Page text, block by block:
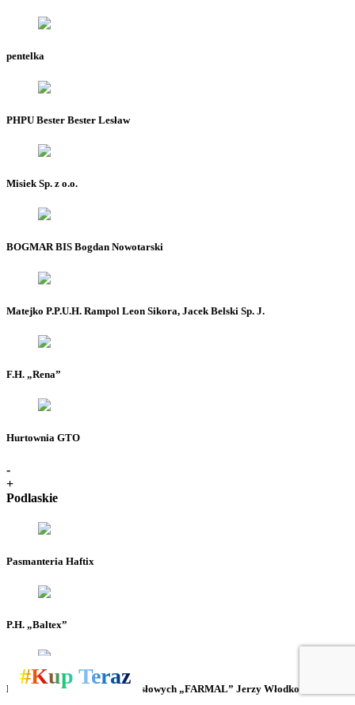
#Kup Teraz
pentelka
PHPU Bester Bester Lesław
Misiek Sp. z o.o.
BOGMAR BIS Bogdan Nowotarski
Matejko P.P.U.H. Rampol Leon Sikora, Jacek Belski Sp. J.
F.H. „Rena”
Hurtownia GTO
-
+
Podlaskie
Pasmanteria Haftix
P.H. „Baltex”
Hurtownia Artykułów Przemysłowych „FARMAL” Jerzy Włodkowski